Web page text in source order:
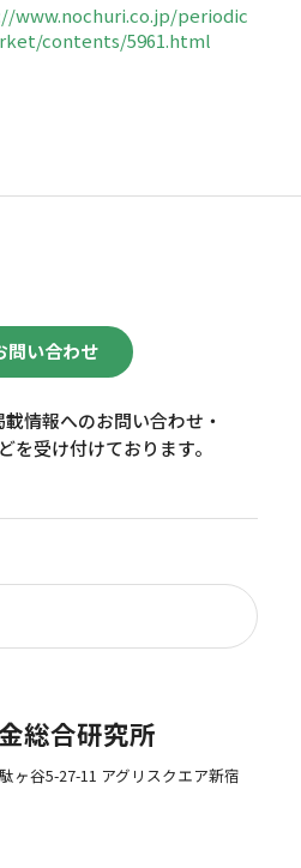
www.nochuri.co.jp/periodic
contents/5961.html
問い合わせ
情報へのお問い合わせ・
を受け付けております。
総合研究所
ヶ谷5-27-11 アグリスクエア新宿